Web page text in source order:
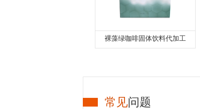
裸藻绿咖啡固体饮料代加工
常见问题